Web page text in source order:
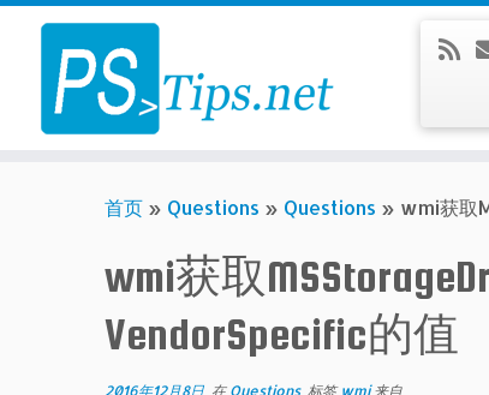
Skip
content
首页 » Questions » Questions » wmi获取
wmi获取
VendorSpecific的值
2016年12月8日 在 Questions 标签 wmi来自